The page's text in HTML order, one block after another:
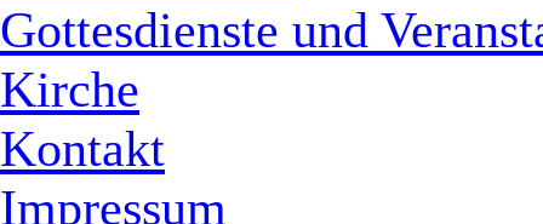
Gottesdienste und
Kirche
Kontakt
Impressum